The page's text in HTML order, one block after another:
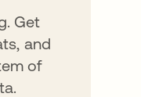
Get
and
of